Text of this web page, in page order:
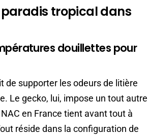
paradis tropical dans
douillettes pour
de supporter les odeurs de litière
Le gecko, lui, impose un tout autre
en France tient avant tout à
réside dans la configuration de